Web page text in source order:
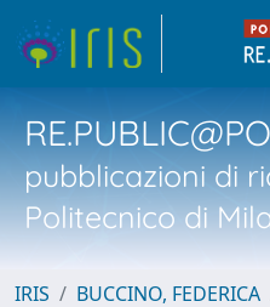
pubblicazioni di
Politecnico di
IRIS BUCCINO, FEDERICA